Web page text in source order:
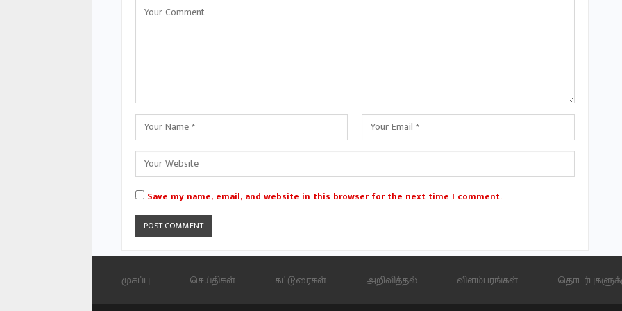
Save my name, email, and website in this browser for the next time I comment.
முகப்பு செய்திகள் கட்டுரைகள் அறிவித்தல் விளம்பரங்கள்